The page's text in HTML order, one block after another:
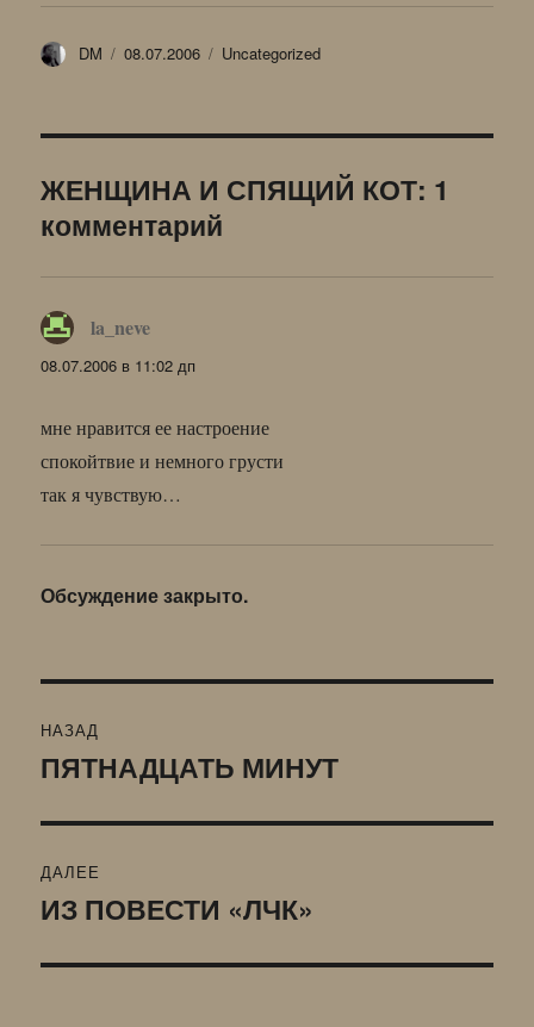
Автор
DM Опубликовано
08.07.2006 Рубрики
Uncategorized
ЖЕНЩИНА И СПЯЩИЙ КОТ: 1
комментарий
la_neve
08.07.2006 в 11:02 дп
мне нравится ее настроение
спокойтвие и немного грусти
так я чувствую…
Обсуждение закрыто.
по
НАЗАД
Предыдущая
ПЯТНАДЦАТЬ МИНУТ
ДАЛЕЕ
Следующая
ИЗ ПОВЕСТИ «ЛЧК»